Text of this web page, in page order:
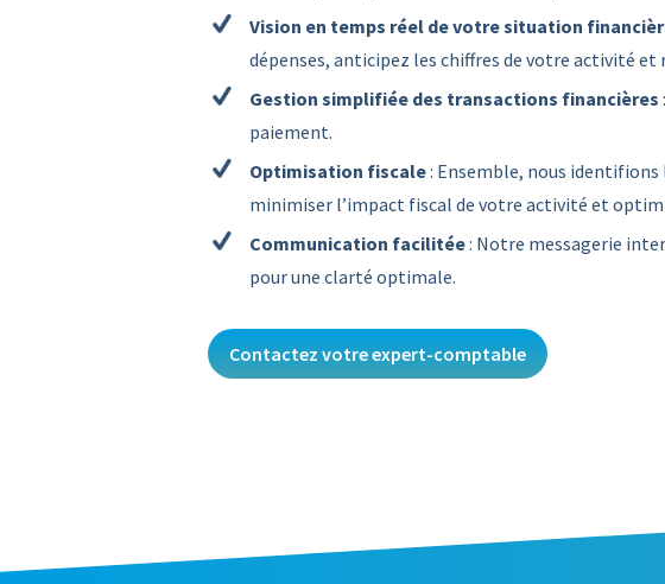
Vision en temps réel de votre situation
dépenses, anticipez les chiffres de votre activité
Gestion simplifiée des transactions financières
paiement.
Optimisation fiscale: Ensemble, nous
minimiser l’impact fiscal de votre activité et
Communication facilitée: Notre messagerie
pour une clarté optimale.
Contactez votre expert-comptable